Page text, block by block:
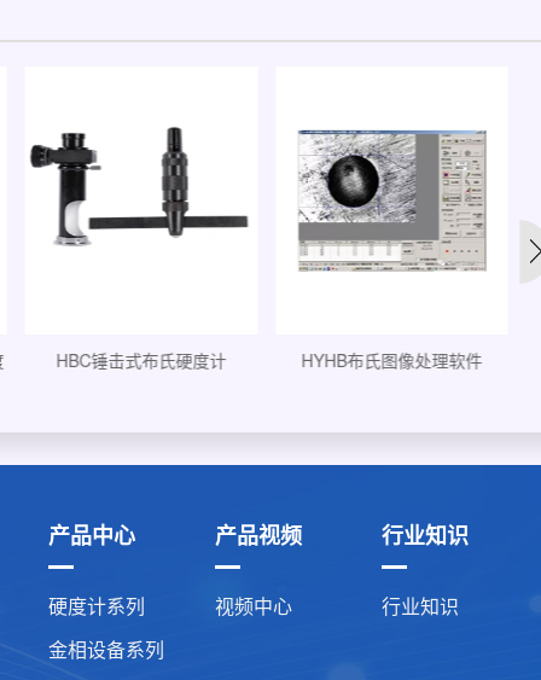
HYHB布氏图像处理软件
400HBS-3000A数显布氏硬度
产品中心
硬度计系列
金相设备系列
产品视频
视频中心
行业知识
行业知识